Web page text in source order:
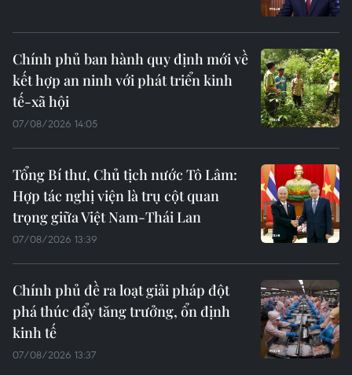
Chính phủ ban hành quy định mới về
kết hợp an ninh với phát triển kinh
tế-xã hội
07/08/2026 14:05
Tổng Bí thư, Chủ tịch nước Tô Lâm:
Hợp tác nghị viện là trụ cột quan
trọng giữa Việt Nam-Thái Lan
07/08/2026 13:39
Chính phủ đề ra loạt giải pháp đột
phá thúc đẩy tăng trưởng, ổn định
kinh tế
07/08/2026 13:37